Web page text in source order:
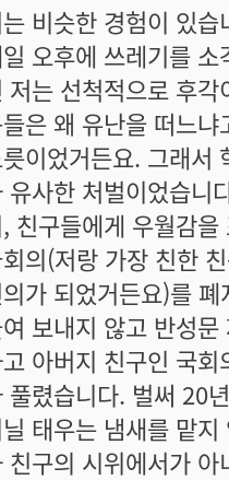
비슷한 경험이 있
오후에 쓰레기를
저는 선척적으로 후
은 왜 유난을 떠느
이었거든요. 그래서
유사한 처벌이었습니
친구들에게 우월감
의(저랑 가장 친한
가 되었거든요)를
보내지 않고 반성
아버지 친구인 국
풀렸습니다. 벌써 20
태우는 냄새를 맡
친구의 시위에서가